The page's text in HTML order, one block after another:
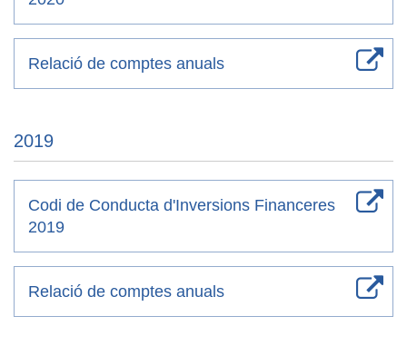
Relació de comptes anuals
2019
Codi de Conducta d'Inversions Financeres
2019
Relació de comptes anuals